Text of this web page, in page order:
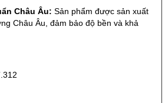
Châu Âu: Sản phẩm được sản xuất
Châu Âu, đảm bảo độ bền và khả